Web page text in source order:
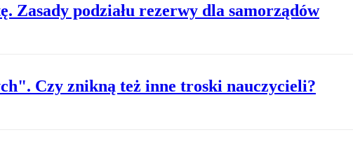
Zasady podziału rezerwy dla samorządów
Czy znikną też inne troski nauczycieli?